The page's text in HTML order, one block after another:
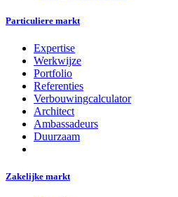
Particuliere markt
Expertise
Werkwijze
Portfolio
Referenties
Verbouwingcalculator
Architect
Ambassadeurs
Duurzaam
Zakelijke markt